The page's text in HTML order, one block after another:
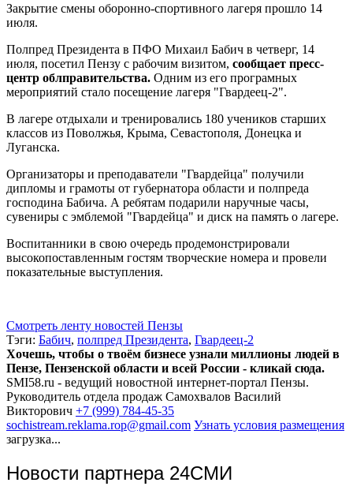
Закрытие смены оборонно-спортивного лагеря прошло 14
июля.
Полпред Президента в ПФО Михаил Бабич в четверг, 14
июля, посетил Пензу с рабочим визитом, сообщает пресс-
центр облправительства. Одним из его програмных
мероприятий стало посещение лагеря "Гвардеец-2".
В лагере отдыхали и тренировались 180 учеников старших
классов из Поволжья, Крыма, Севастополя, Донецка и
Луганска.
Организаторы и преподаватели "Гвардейца" получили
дипломы и грамоты от губернатора области и полпреда
господина Бабича. А ребятам подарили наручные часы,
сувениры с эмблемой "Гвардейца" и диск на память о лагере.
Воспитанники в свою очередь продемонстрировали
высокопоставленным гостям творческие номера и провели
показательные выступления.
Смотреть ленту новостей Пензы
Тэги: Бабич, полпред Президента, Гвардеец-2
Хочешь, чтобы о твоём бизнесе узнали миллионы людей в
Пензе, Пензенской области и всей России - кликай сюда.
SMI58.ru - ведущий новостной интернет-портал Пензы.
Руководитель отдела продаж Самохвалов Василий
Викторович +7 (999) 784-45-35
sochistream.reklama.rop@gmail.com Узнать условия размещения
загрузка...
Новости партнера 24СМИ